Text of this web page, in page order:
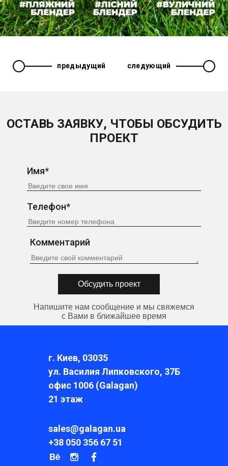
предыдущий следующий
ОСТАВЬ ЗАЯВКУ, ЧТОБЫ ОБСУДИТЬ
ПРОЕКТ
Имя*
Телефон*
Комментарий
Напишите нам сообщение и мы свяжемся
с Вами в ближайшее время
г. Киев, 03035
ул. Василия Липковского, 37Б
офис 1006 (Galagan)
21 этаж
sales@galagan.ua
+38 050 356 67 51